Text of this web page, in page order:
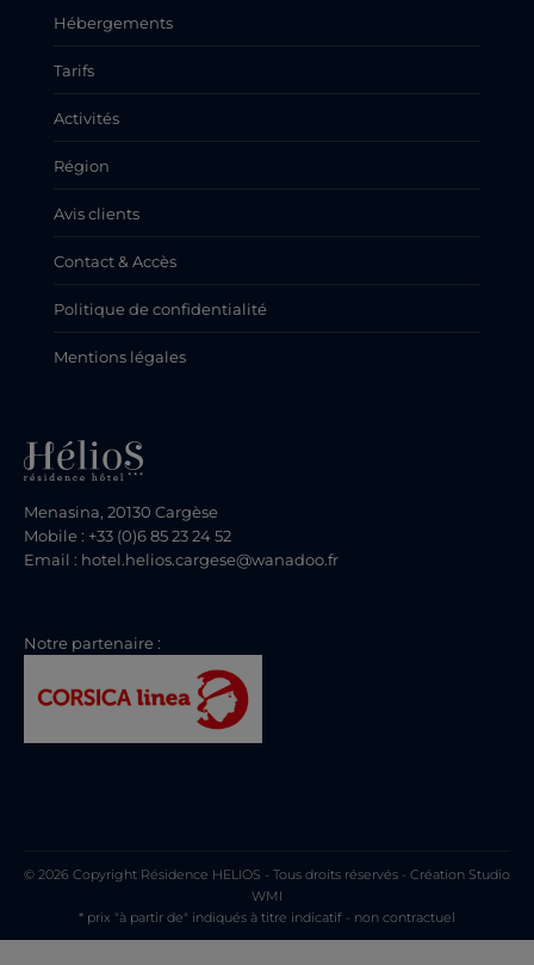
Hébergements
Tarifs
Activités
Région
Avis clients
Contact & Accès
Politique de confidentialité
Mentions légales
Menasina, 20130 Cargèse
Mobile : +33 (0)6 85 23 24 52
Email : hotel.helios.cargese@wanadoo.fr
Notre partenaire :
© 2026 Copyright Résidence HELIOS - Tous droits réservés - Création Studio
WMI
* prix "à partir de" indiqués à titre indicatif - non contractuel